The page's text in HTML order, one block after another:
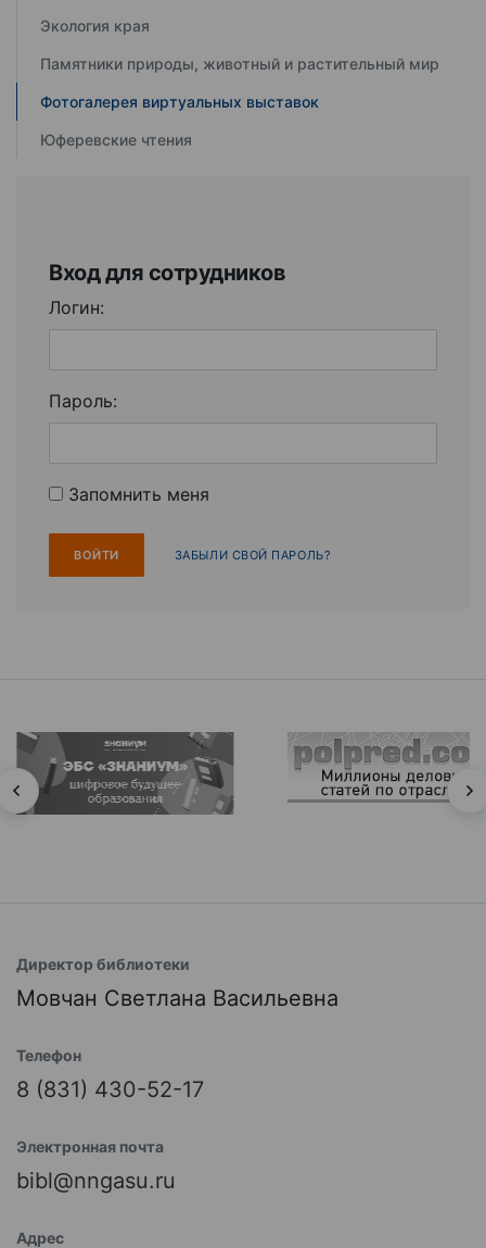
Экология края
Памятники природы, животный и растительный мир
Фотогалерея виртуальных выставок
Юферевские чтения
Вход для сотрудников
Логин:
Пароль:
Запомнить меня
ЗАБЫЛИ СВОЙ ПАРОЛЬ?
Директор библиотеки
Мовчан Светлана Васильевна
Телефон
8 (831) 430-52-17
Электронная почта
bibl@nngasu.ru
Адрес